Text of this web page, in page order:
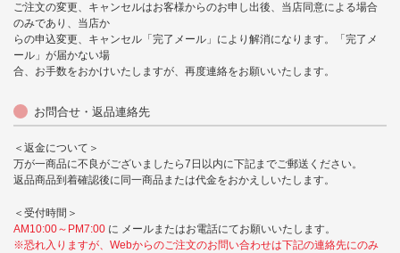
ご注文の変更、キャンセルはお客様からのお申し出後、当店同意による場合
のみであり、当店か
らの申込変更、キャンセル「完了メール」により解消になります。「完了メ
ール」が届かない場
合、お手数をおかけいたしますが、再度連絡をお願いいたします。
お問合せ・返品連絡先
＜返金について＞
万が一商品に不良がございましたら7日以内に下記までご郵送ください。
返品商品到着確認後に同一商品または代金をおかえしいたします。
＜受付時間＞
AM10:00～PM7:00 に メールまたはお電話にてお願いいたします。
※恐れ入りますが、Webからのご注文のお問い合わせは下記の連絡先にのみ